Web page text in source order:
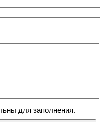
для заполнения.